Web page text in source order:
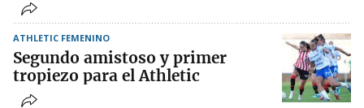
ATHLETIC FEMENINO
Segundo amistoso y primer
tropiezo para el Athletic